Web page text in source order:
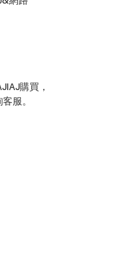
購買，
服。